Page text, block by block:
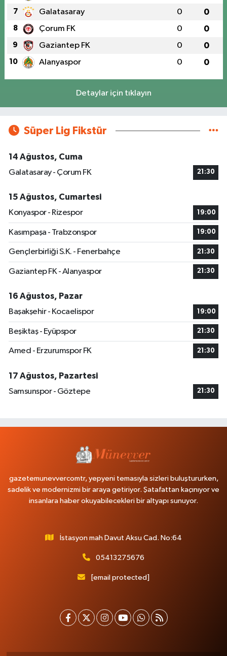
7 Galatasaray 0 0
8 Çorum FK 0 0
9 Gaziantep FK 0 0
10 Alanyaspor 0 0
Detaylar için tıklayın
Süper Lig Fikstür
14 Ağustos, Cuma
Galatasaray - Çorum FK
21:30
15 Ağustos, Cumartesi
Konyaspor - Rizespor
19:00
Kasımpaşa - Trabzonspor 19:00
Gençlerbirliği S.K. - Fenerbahçe 21:30
Gaziantep FK - Alanyaspor 21:30
16 Ağustos, Pazar
Başakşehir - Kocaelispor
19:00
Beşiktaş - Eyüpspor 21:30
Amed - Erzurumspor FK 21:30
17 Ağustos, Pazartesi
Samsunspor - Göztepe
21:30
gazetemunevvercomtr, yepyeni temasıyla sizleri buluştururken,
sadelik ve modernizmi bir araya getiriyor. Şatafattan kaçınıyor ve
insanlara haber okuyabilecekleri bir altyapı sunuyor.
İstasyon mah Davut Aksu Cad. No:64
05413275676
[email protected]